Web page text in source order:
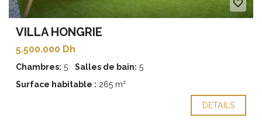
VILLA HONGRIE
5.500.000 Dh
Chambres: 5 Salles de bain: 5
Surface habitable : 265 m²
DETAILS